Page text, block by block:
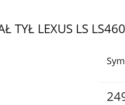
TYŁ LEXUS LS